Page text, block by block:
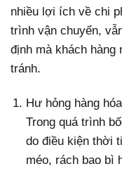
nhiều lợi ích về chi
trình vận chuyển,
định mà khách hàng
tránh.
Hư hỏng hàng
Trong quá trình
do điều kiện thời
méo, rách bao bì